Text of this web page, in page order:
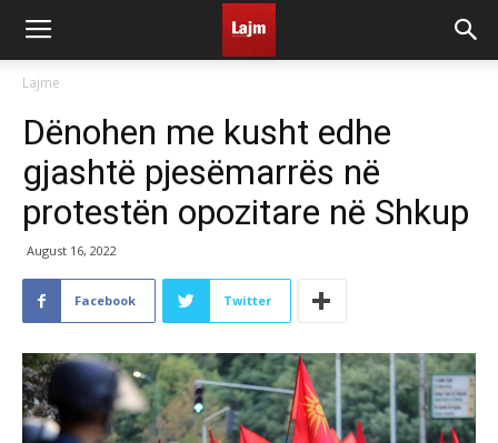
Lajme
Dënohen me kusht edhe
gjashtë pjesëmarrës në
protestën opozitare në Shkup
August 16, 2022
Facebook Twitter